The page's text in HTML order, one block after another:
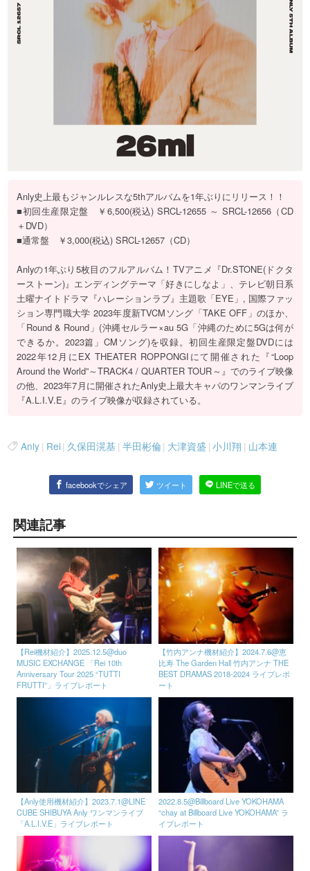
Anly史上最もジャンルレスな5thアルバムを1年ぶりにリリース！！
■初回生産限定盤 ￥6,500(税込) SRCL-12655 ～ SRCL-12656（CD
＋DVD）
■通常盤 ￥3,000(税込) SRCL-12657（CD）
Anlyの1年ぶり5枚目のフルアルバム！TVアニメ『Dr.STONE(ドクタ
ーストーン)』エンディングテーマ「好きにしなよ」、テレビ朝日系
土曜ナイトドラマ『ハレーションラブ』主題歌「EYE」, 国際ファッ
ション専門職大学 2023年度新TVCMソング「TAKE OFF」のほか、
「Round & Round」(沖縄セルラー×au 5G「沖縄のために5Gは何が
できるか。2023篇」CMソング)を収録。初回生産限定盤DVDには
2022年12月にEX THEATER ROPPONGIにて開催された『“Loop
Around the World”～TRACK4 / QUARTER TOUR～』でのライブ映像
の他、2023年7月に開催されたAnly史上最大キャパのワンマンライブ
『A.L.I.V.E』のライブ映像が収録されている。
Anly | Rei| 久保田滉基 | 半田彬倫 | 大津資盛 | 小川翔 | 山本連
facebookでシェア ツイート LINEで送る
関連記事
【Rei機材紹介】2025.12.5@duo
MUSIC EXCHANGE 「Rei 10th
Anniversary Tour 2025 “TUTTI
FRUTTI”」ライブレポート
【竹内アンナ機材紹介】2024.7.6@恵
比寿 The Garden Hall 竹内アンナ THE
BEST DRAMAS 2018-2024 ライブレポ
ート
【Anly使用機材紹介】2023.7.1@LINE
CUBE SHIBUYA Anly ワンマンライブ
「A.L.I.V.E」ライブレポート
2022.8.5@Billboard Live YOKOHAMA
“chay at Billboard Live YOKOHAMA” ラ
イブレポート